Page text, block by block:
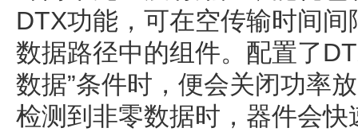
DTX功能，可在空传输时间
数据路径中的组件。配置了
数据”条件时，便会关闭功率
检测到非零数据时，器件会